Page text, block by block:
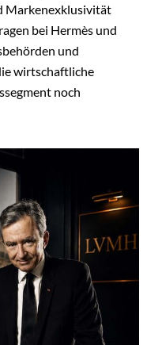
Markenexklusivität
bei Hermès und
und
wirtschaftliche
noch